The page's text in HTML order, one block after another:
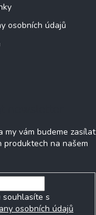
osobních údajů
my vám budeme zasílat
produktech na našem
souhlasíte s
osobních údajů